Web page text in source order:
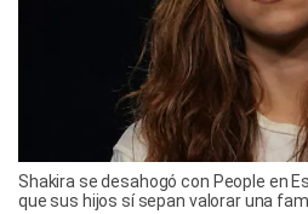
Shakira se desahogó con People en
que sus hijos sí sepan valorar una